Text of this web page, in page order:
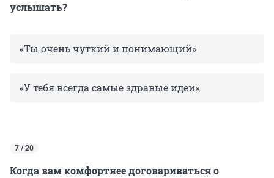
услышать?
«Ты очень чуткий и понимающий»
«У тебя всегда самые здравые идеи»
7 / 20
Когда вам комфортнее договариваться о